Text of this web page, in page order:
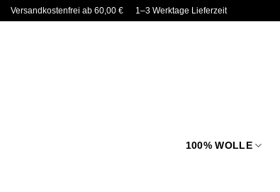
ZumVersandkostenfrei ab 60,00 € 1–3 Werktage Lieferzeit
100% WOLLE